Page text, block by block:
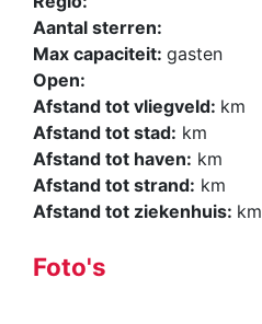
Aantal sterren:
Max capaciteit: gasten
Open:
Afstand tot vliegveld: km
Afstand tot stad: km
Afstand tot haven: km
Afstand tot strand: km
Afstand tot ziekenhuis: km
Foto's